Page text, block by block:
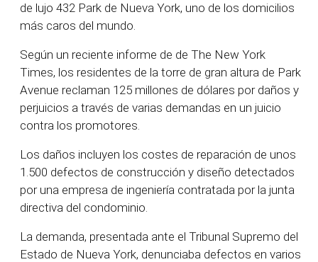
de lujo 432 Park de Nueva York, uno de los domicilios
más caros del mundo.
Según un reciente informe de de The New York
Times, los residentes de la torre de gran altura de Park
Avenue reclaman 125 millones de dólares por daños y
perjuicios a través de varias demandas en un juicio
contra los promotores.
Los daños incluyen los costes de reparación de unos
1.500 defectos de construcción y diseño detectados
por una empresa de ingeniería contratada por la junta
directiva del condominio.
La demanda, presentada ante el Tribunal Supremo del
Estado de Nueva York, denunciaba defectos en varios